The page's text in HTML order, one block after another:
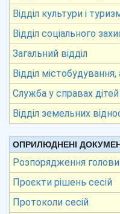
Відділ культури і
Відділ соціального
Загальний відділ
Відділ
Служба у справах дітей
Відділ земельних
ОПРИЛЮДНЕНІ
Розпорядження голови
Проєкти рішень сесій
Протоколи сесій